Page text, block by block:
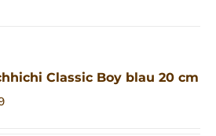
Classic Boy blau 20 cm